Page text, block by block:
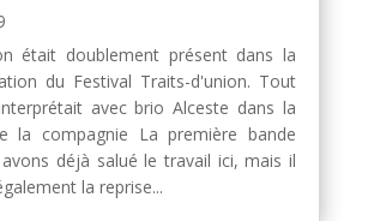
était doublement présent dans la
du Festival Traits-d'union. Tout
avec brio Alceste dans la
la compagnie La première bande
déjà salué le travail ici, mais il
la reprise...